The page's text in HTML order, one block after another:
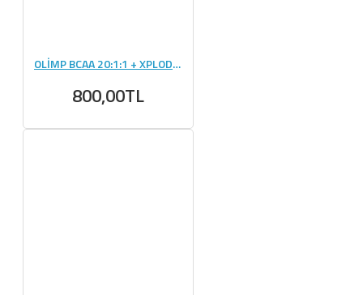
OLİMP BCAA 20:1:1 + XPLODE POWDER 200 GR
800,00TL